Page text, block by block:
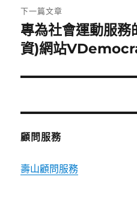
章:
下一篇文章
下
一
文
專為社會運動服務
資)網站
顧問服務
壽山顧問服務